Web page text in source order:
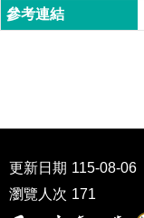
在
術
究
國
更新日期 115-08-06
瀏覽人次 171